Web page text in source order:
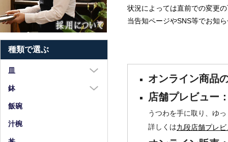
状況によっては直前での変更
当告知ページやSNS等でお知
オンライン商品
店舗プレビュー
うつわを手に取り、ゆ
詳しくは九段店舗プレ
種類で選ぶ
皿
大皿（8寸以上）
中皿（5～7寸）
小皿（4寸以下）
鉢
大鉢（8寸以上）
中鉢（5～7寸）
飯碗
汁椀